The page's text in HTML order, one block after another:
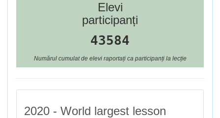
Elevi
participanți
43584
Numărul cumulat de elevi raportați ca participanți la lecție
2020 - World largest lesson